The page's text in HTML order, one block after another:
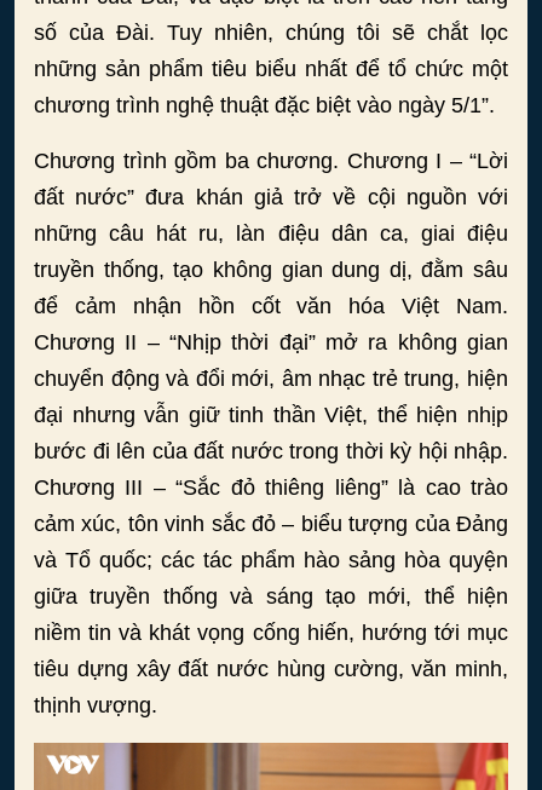
số của Đài. Tuy nhiên, chúng tôi sẽ chắt lọc
những sản phẩm tiêu biểu nhất để tổ chức một
chương trình nghệ thuật đặc biệt vào ngày 5/1”.
Chương trình gồm ba chương. Chương I – “Lời
đất nước” đưa khán giả trở về cội nguồn với
những câu hát ru, làn điệu dân ca, giai điệu
truyền thống, tạo không gian dung dị, đằm sâu
để cảm nhận hồn cốt văn hóa Việt Nam.
Chương II – “Nhịp thời đại” mở ra không gian
chuyển động và đổi mới, âm nhạc trẻ trung, hiện
đại nhưng vẫn giữ tinh thần Việt, thể hiện nhịp
bước đi lên của đất nước trong thời kỳ hội nhập.
Chương III – “Sắc đỏ thiêng liêng” là cao trào
cảm xúc, tôn vinh sắc đỏ – biểu tượng của Đảng
và Tổ quốc; các tác phẩm hào sảng hòa quyện
giữa truyền thống và sáng tạo mới, thể hiện
niềm tin và khát vọng cống hiến, hướng tới mục
tiêu dựng xây đất nước hùng cường, văn minh,
thịnh vượng.